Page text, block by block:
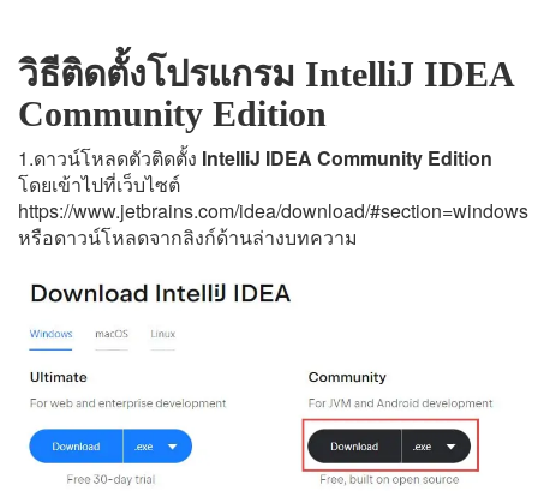
วิธีติดตั้งโปรแกรม IntelliJ IDEA
Community Edition
1.ดาวน์โหลดตัวติดตั้ง IntelliJ IDEA Community Edition
โดยเข้าไปที่เว็บไซต์
https://www.jetbrains.com/idea/download/#section=windows
หรือดาวน์โหลดจากลิงก์ด้านล่างบทความ